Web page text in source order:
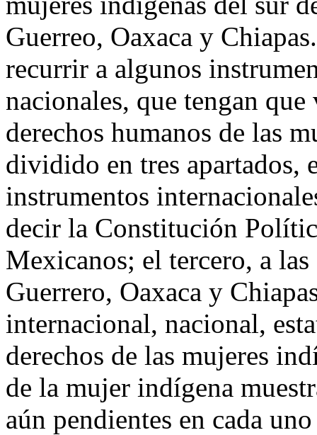
Guerreo, Oaxaca y
recurrir a algunos
nacionales, que tengan
derechos humanos de las
dividido en tres apartados,
instrumentos
decir la Constitución
Mexicanos; el tercero, a
Guerrero, Oaxaca y
internacional, nacional,
derechos de las mujeres
de la mujer indígena
aún pendientes en cada